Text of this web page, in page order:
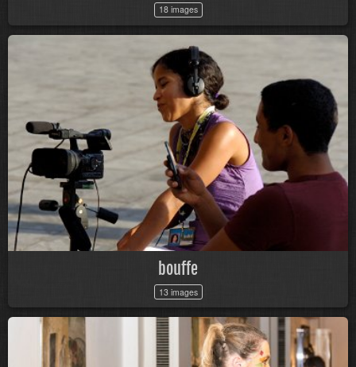
18 images
bouffe
13 images